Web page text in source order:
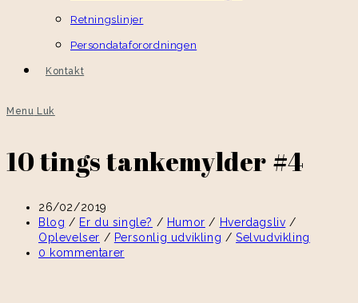
Retningslinjer
Persondataforordningen
Kontakt
Menu Luk
10 tings tankemylder #4
26/02/2019
Blog / Er du single? / Humor / Hverdagsliv /
Oplevelser / Personlig udvikling / Selvudvikling
0 kommentarer